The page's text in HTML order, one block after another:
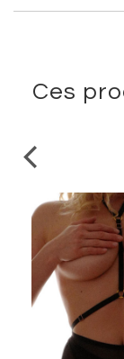
Ces